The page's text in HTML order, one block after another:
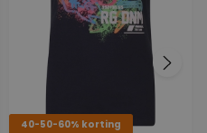
40-50-60% korting